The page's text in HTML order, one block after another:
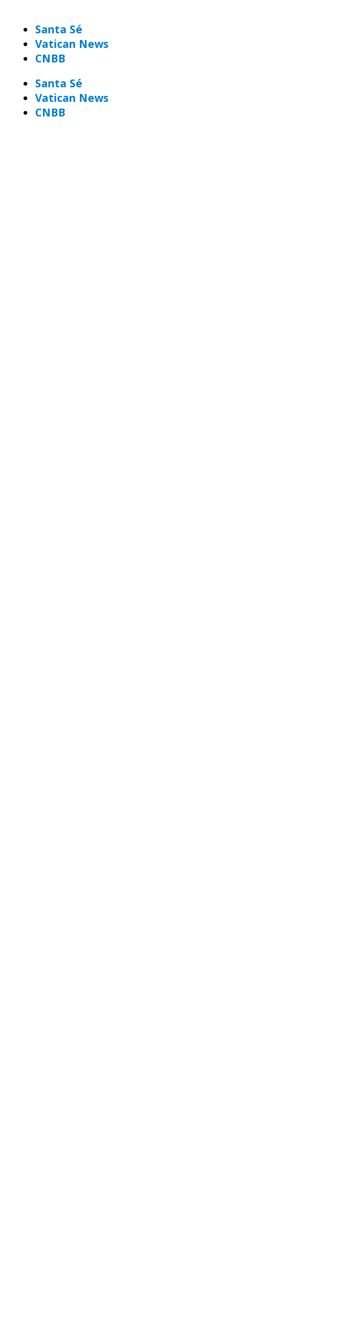
Santa Sé
Vatican News
CNBB
Santa Sé
Vatican News
CNBB